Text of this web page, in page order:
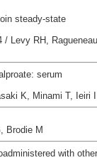
steady-state
/ Levy RH,
serum
K, Minami T, Ieiri
Brodie M
with other